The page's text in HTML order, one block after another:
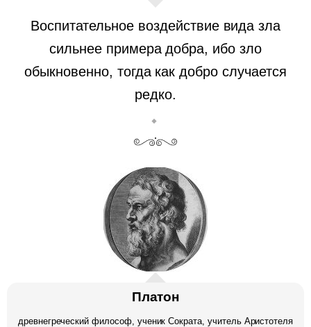
Воспитательное воздействие вида зла
сильнее примера добра, ибо зло
обыкновенно, тогда как добро случается
редко.
Платон
древнегреческий философ, ученик Сократа, учитель Аристотеля